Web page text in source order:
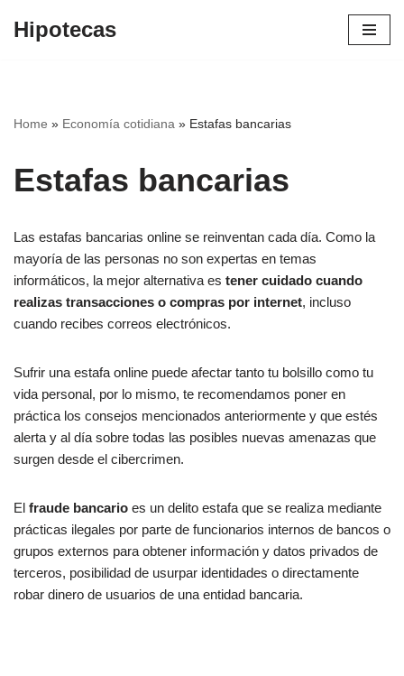
Hipotecas
Home » Economía cotidiana » Estafas bancarias
Estafas bancarias
Las estafas bancarias online se reinventan cada día. Como la
mayoría de las personas no son expertas en temas
informáticos, la mejor alternativa es tener cuidado cuando
realizas transacciones o compras por internet, incluso
cuando recibes correos electrónicos.
Sufrir una estafa online puede afectar tanto tu bolsillo como tu
vida personal, por lo mismo, te recomendamos poner en
práctica los consejos mencionados anteriormente y que estés
alerta y al día sobre todas las posibles nuevas amenazas que
surgen desde el cibercrimen.
El fraude bancario es un delito estafa que se realiza mediante
prácticas ilegales por parte de funcionarios internos de bancos o
grupos externos para obtener información y datos privados de
terceros, posibilidad de usurpar identidades o directamente
robar dinero de usuarios de una entidad bancaria.